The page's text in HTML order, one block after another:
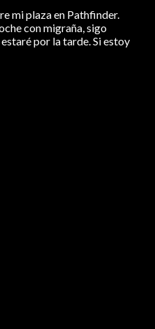
mi plaza en Pathfinder.
con migraña, sigo
por la tarde. Si estoy